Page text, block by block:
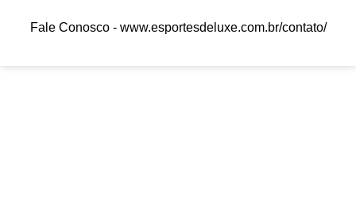
Fale Conosco - www.esportesdeluxe.com.br/contato/